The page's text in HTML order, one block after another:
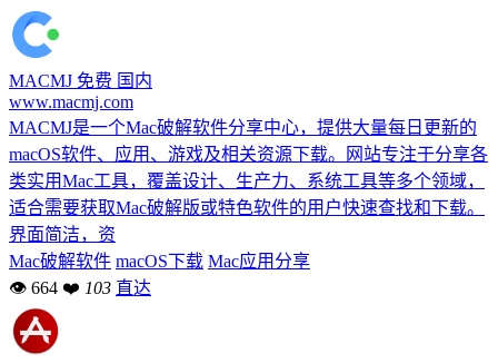
MACMJ 免费 国内
www.macmj.com
MACMJ是一个Mac破解软件分享中心，提供大量每日更新的
macOS软件、应用、游戏及相关资源下载。网站专注于分享各
类实用Mac工具，覆盖设计、生产力、系统工具等多个领域，
适合需要获取Mac破解版或特色软件的用户快速查找和下载。
界面简洁，资
Mac破解软件 macOS下载 Mac应用分享
👁 664 ❤ 103 直达